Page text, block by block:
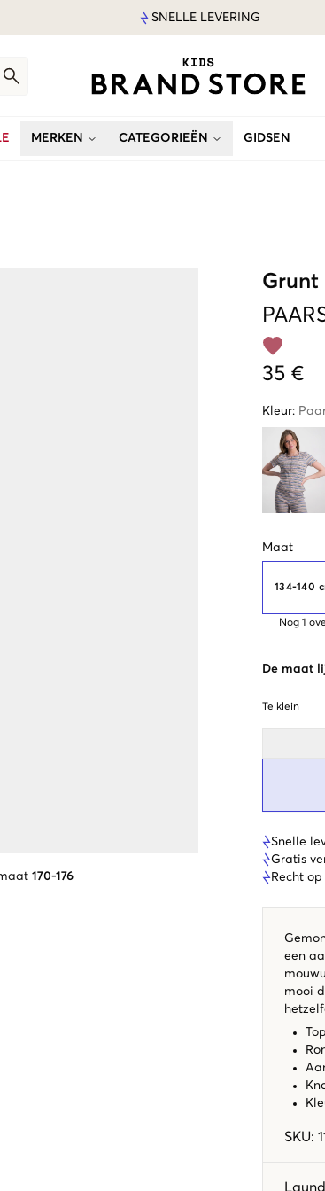
SNELLE LEVERING
MERKEN CATEGORIEËN GIDSEN
170-176
Grunt
35 €
Kleur:
Maat
134-140
Nog 1
De maat
Te klein
Snelle
Gratis
Recht
een
mooi
Top
SKU: